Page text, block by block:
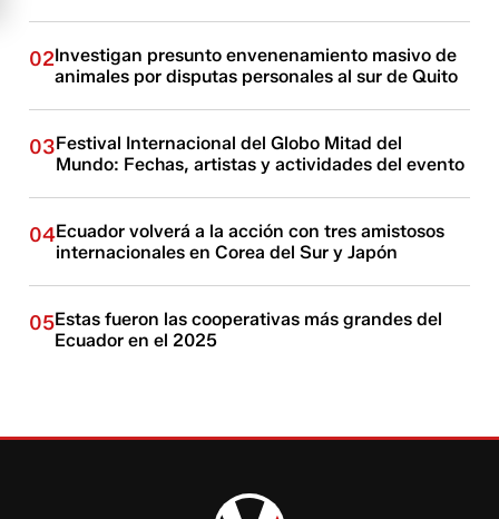
02Investigan presunto envenenamiento masivo de
animales por disputas personales al sur de Quito
03Festival Internacional del Globo Mitad del
Mundo: Fechas, artistas y actividades del evento
04Ecuador volverá a la acción con tres amistosos
internacionales en Corea del Sur y Japón
05Estas fueron las cooperativas más grandes del
Ecuador en el 2025